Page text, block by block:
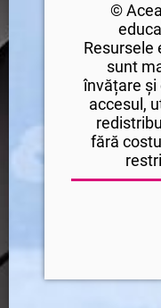
©
Resursele
sunt
învățare și
accesul,
fără